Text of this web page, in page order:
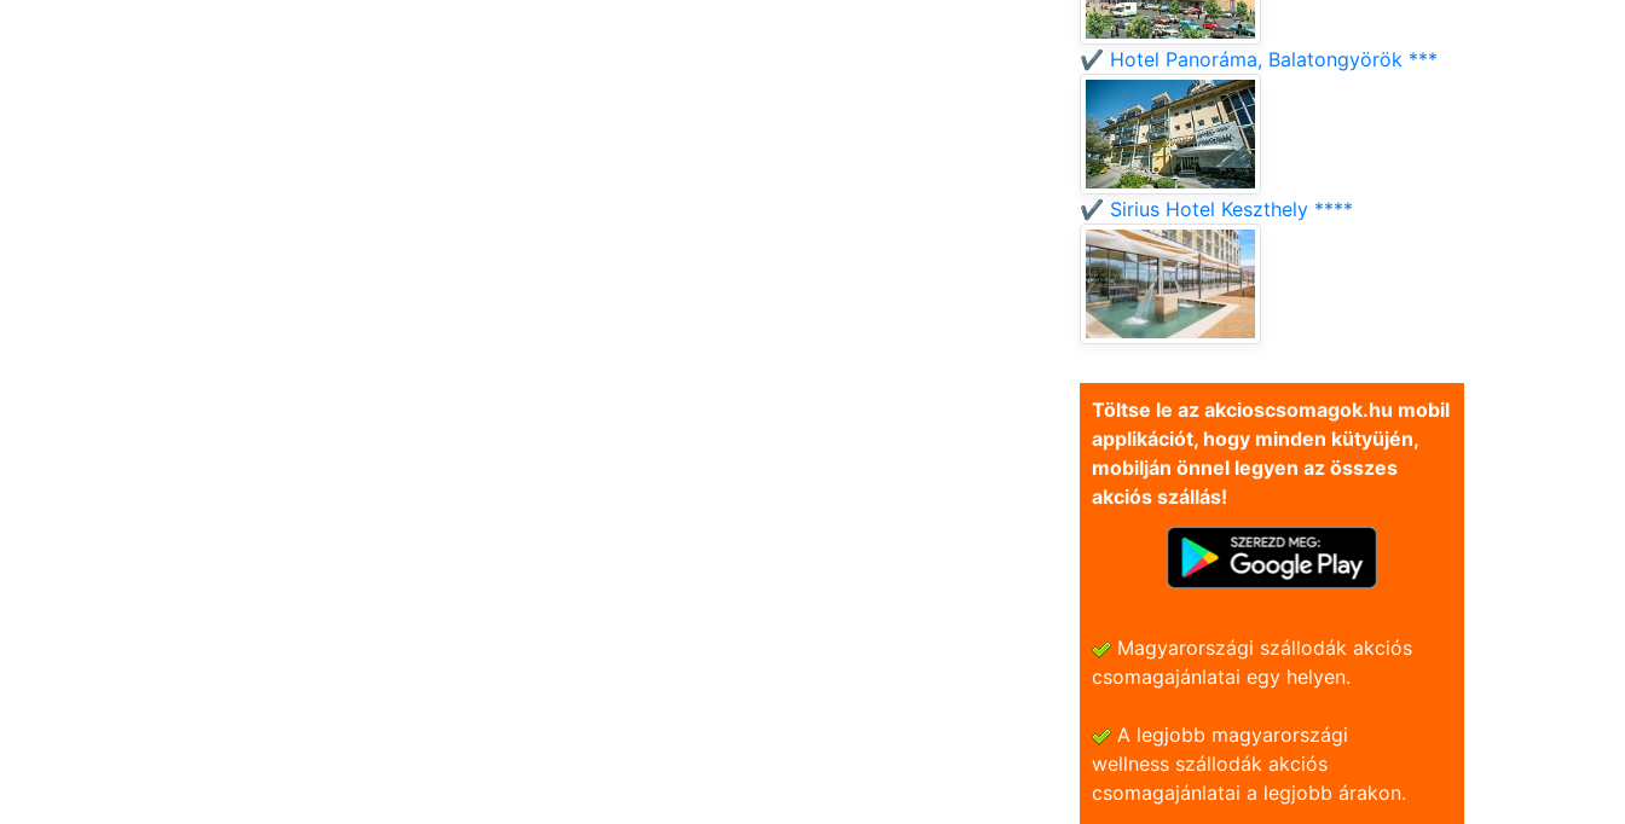
✔️ Hotel Panoráma, Balatongyörök ***
✔️ Sirius Hotel Keszthely ****
Töltse le az akcioscsomagok.hu mobil
applikációt, hogy minden kütyüjén,
mobilján önnel legyen az összes
akciós szállás!
Magyarországi szállodák akciós
csomagajánlatai egy helyen.
A legjobb magyarországi
wellness szállodák akciós
csomagajánlatai a legjobb árakon.